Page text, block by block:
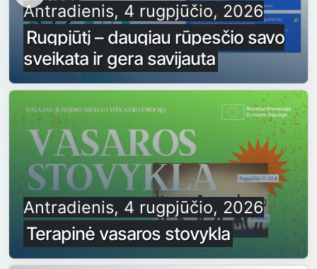
Antradienis, 4 rugpjūčio, 2026
Rugpjūtį – daugiau rūpesčio savo
sveikata ir gera savijauta
Antradienis, 4 rugpjūčio, 2026
Terapinė vasaros stovykla